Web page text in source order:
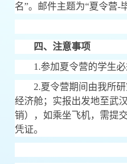
名”。邮件主题为“夏令营-
四、注意事项
1.参加夏令营的学生
2.夏令营期间由我所
经济舱；实报出发地至武
销），如乘坐飞机，需提
凭证。